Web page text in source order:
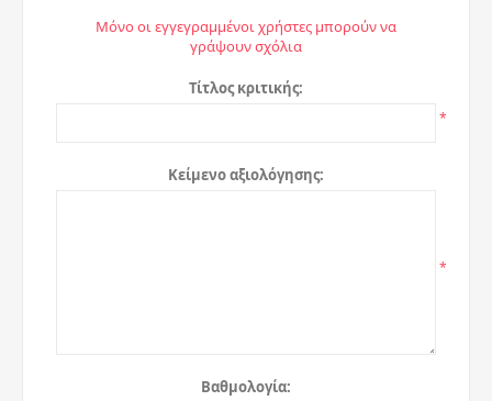
Μόνο οι εγγεγραμμένοι χρήστες μπορούν να
γράψουν σχόλια
Τίτλος κριτικής:
*
Κείμενο αξιολόγησης:
*
Βαθμολογία: